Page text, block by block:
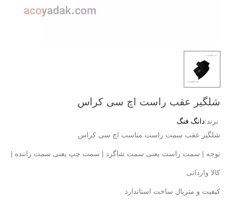
شلگیر عقب راست اچ سی کراس
برند:دانگ فنگ
شلگیر عقب سمت راست مناسب اچ سی کراس
توجه | سمت راست یعنی سمت شاگرد | سمت چپ یعنی سمت راننده |
کالا وارداتی
کیفیت و متریال ساخت استاندارد